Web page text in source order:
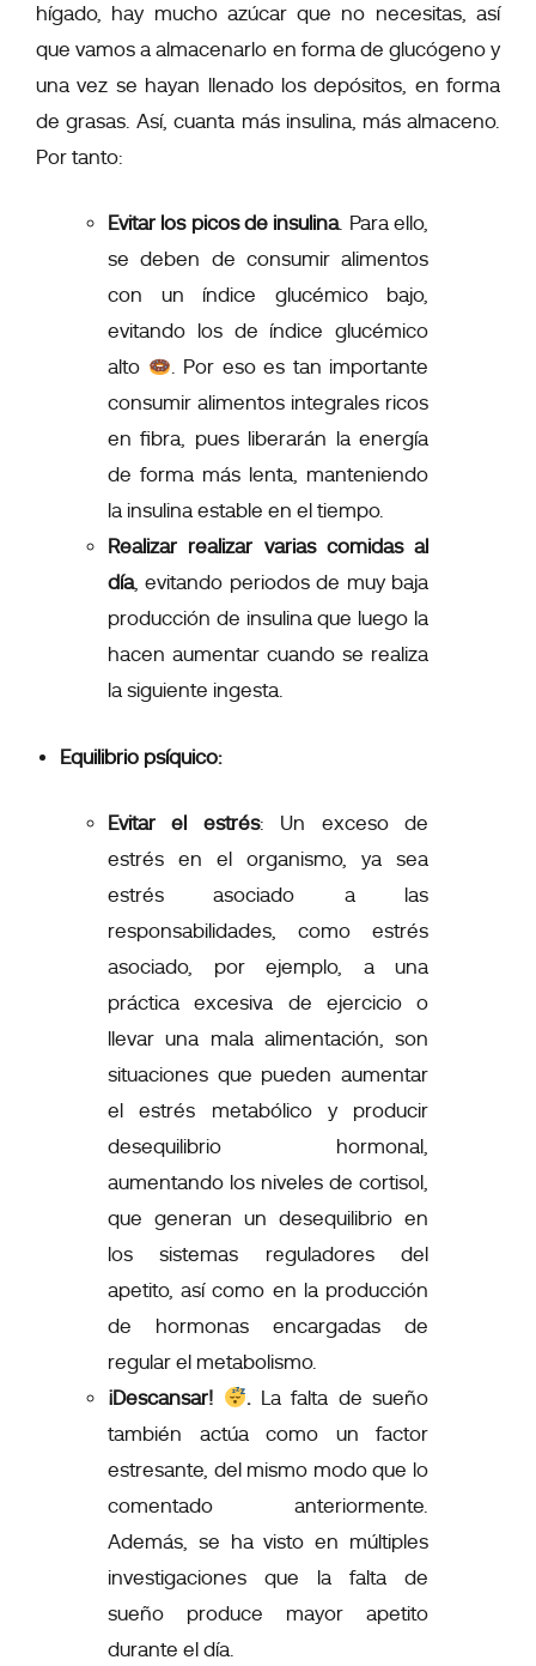
hígado, hay mucho azúcar que no necesitas, así
que vamos a almacenarlo en forma de glucógeno y
una vez se hayan llenado los depósitos, en forma
de grasas. Así, cuanta más insulina, más almaceno.
Por tanto:
Evitar los picos de insulina. Para ello,
se deben de consumir alimentos
con un índice glucémico bajo,
evitando los de índice glucémico
alto
. Por eso es tan importante
consumir alimentos integrales ricos
en fibra, pues liberarán la energía
de forma más lenta, manteniendo
la insulina estable en el tiempo.
Realizar realizar varias comidas al
día, evitando periodos de muy baja
producción de insulina que luego la
hacen aumentar cuando se realiza
la siguiente ingesta.
Equilibrio psíquico:
Evitar el estrés: Un exceso de
estrés en el organismo, ya sea
estrés asociado a las
responsabilidades, como estrés
asociado, por ejemplo, a una
práctica excesiva de ejercicio o
llevar una mala alimentación, son
situaciones que pueden aumentar
el estrés metabólico y producir
desequilibrio hormonal,
aumentando los niveles de cortisol,
que generan un desequilibrio en
los sistemas reguladores del
apetito, así como en la producción
de hormonas encargadas de
regular el metabolismo.
¡Descansar!
. La falta de sueño
también actúa como un factor
estresante, del mismo modo que lo
comentado anteriormente.
Además, se ha visto en múltiples
investigaciones que la falta de
sueño produce mayor apetito
durante el día.